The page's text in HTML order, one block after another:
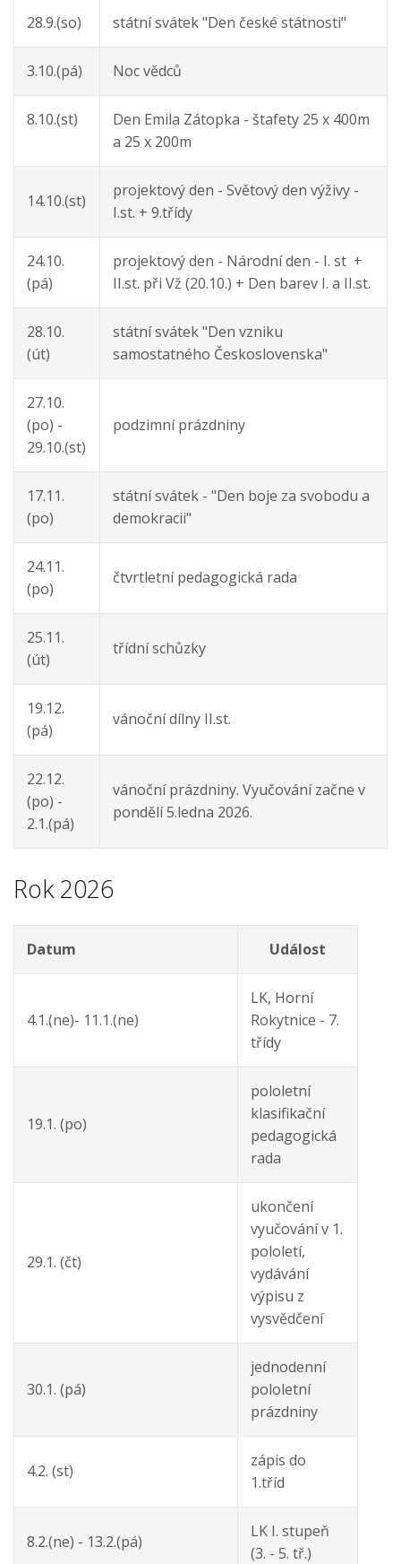
28.9.(so) státní svátek "Den české státnosti"
3.10.(pá) Noc vědců
8.10.(st)
Den Emila Zátopka - štafety 25 x 400m
a 25 x 200m
14.10.(st)
projektový den - Světový den výživy -
I.st. + 9.třídy
24.10.
(pá)
projektový den - Národní den - I. st +
II.st. při Vž (20.10.) + Den barev I. a II.st.
28.10.
(út)
státní svátek "Den vzniku
samostatného Československa"
27.10.
(po) -
29.10.(st)
podzimní prázdniny
17.11.
(po)
státní svátek - "Den boje za svobodu a
demokracii"
24.11.
(po)
čtvrtletní pedagogická rada
25.11.
(út)
třídní schůzky
19.12.
(pá)
vánoční dílny II.st.
22.12.
(po) -
2.1.(pá)
vánoční prázdniny. Vyučování začne v
pondělí 5.ledna 2026.
Rok 2026
Datum Událost
4.1.(ne)- 11.1.(ne)
LK, Horní
Rokytnice - 7.
třídy
19.1. (po)
pololetní
klasifikační
pedagogická
rada
29.1. (čt)
ukončení
vyučování v 1.
pololetí,
vydávání
výpisu z
vysvědčení
30.1. (pá)
jednodenní
pololetní
prázdniny
4.2. (st)
zápis do
1.tříd
8.2.(ne) - 13.2.(pá)
LK I. stupeň
(3. - 5. tř.)